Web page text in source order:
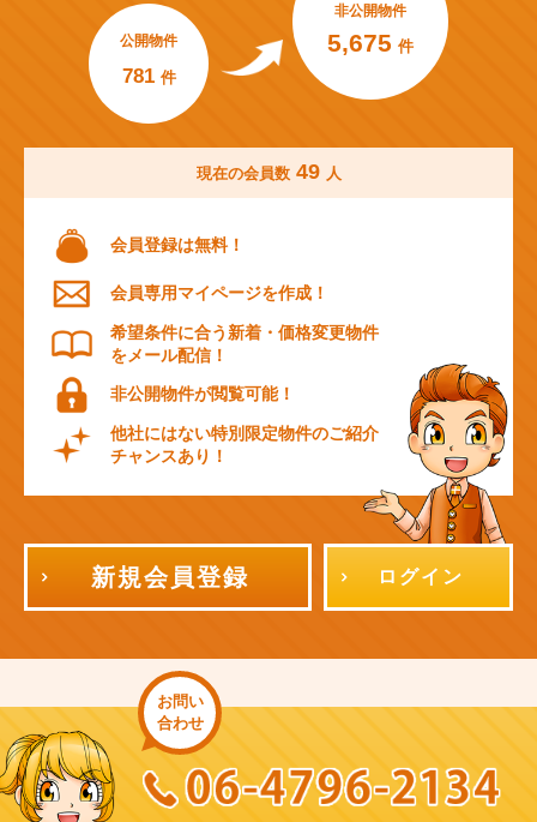
公開物件
781 件
非公開物件
5,675 件
現在の会員数 49 人
会員登録は無料！
会員専用マイページを作成！
希望条件に合う新着・価格変更物件
をメール配信！
非公開物件が閲覧可能！
他社にはない特別限定物件のご紹介
チャンスあり！
新規会員登録 ログイン
お問い
合わせ